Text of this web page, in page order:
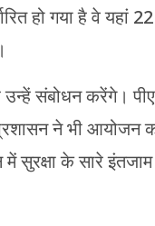
हो गया है वे यहां
संबोधन करेंगे।
ने भी आयोजन
सुरक्षा के सारे